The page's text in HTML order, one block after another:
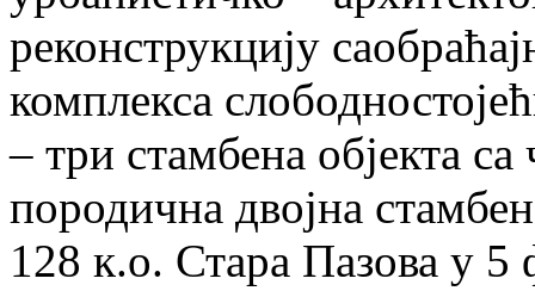
реконструкцију
комплекса
– три стамбена објекта
породична двојна
128 к.о. Стара Пазова у 5